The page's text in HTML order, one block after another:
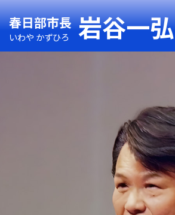
春日部市長
いわや かずひろ 岩谷一弘